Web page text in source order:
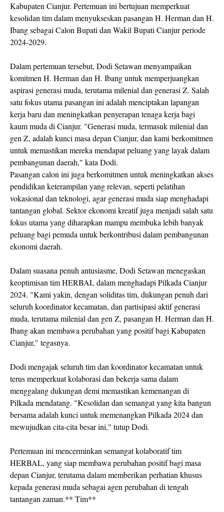
Kabupaten Cianjur. Pertemuan ini bertujuan memperkuat
kesolidan tim dalam menyukseskan pasangan H. Herman dan H.
Ibang sebagai Calon Bupati dan Wakil Bupati Cianjur periode
2024-2029.
Dalam pertemuan tersebut, Dodi Setawan menyampaikan
komitmen H. Herman dan H. Ibang untuk memperjuangkan
aspirasi generasi muda, terutama milenial dan generasi Z. Salah
satu fokus utama pasangan ini adalah menciptakan lapangan
kerja baru dan meningkatkan penyerapan tenaga kerja bagi
kaum muda di Cianjur. "Generasi muda, termasuk milenial dan
gen Z, adalah kunci masa depan Cianjur, dan kami berkomitmen
untuk memastikan mereka mendapat peluang yang layak dalam
pembangunan daerah," kata Dodi.
Pasangan calon ini juga berkomitmen untuk meningkatkan akses
pendidikan keterampilan yang relevan, seperti pelatihan
vokasional dan teknologi, agar generasi muda siap menghadapi
tantangan global. Sektor ekonomi kreatif juga menjadi salah satu
fokus utama yang diharapkan mampu membuka lebih banyak
peluang bagi pemuda untuk berkontribusi dalam pembangunan
ekonomi daerah.
Dalam suasana penuh antusiasme, Dodi Setawan menegaskan
keoptimisan tim HERBAL dalam menghadapi Pilkada Cianjur
2024. "Kami yakin, dengan soliditas tim, dukungan penuh dari
seluruh koordinator kecamatan, dan partisipasi aktif generasi
muda, terutama milenial dan gen Z, pasangan H. Herman dan H.
Ibang akan membawa perubahan yang positif bagi Kabupaten
Cianjur," tegasnya.
Dodi mengajak seluruh tim dan koordinator kecamatan untuk
terus memperkuat kolaborasi dan bekerja sama dalam
menggalang dukungan demi memastikan kemenangan di
Pilkada mendatang. "Kesolidan dan semangat yang kita bangun
bersama adalah kunci untuk memenangkan Pilkada 2024 dan
mewujudkan cita-cita besar ini," tutup Dodi.
Pertemuan ini mencerminkan semangat kolaboratif tim
HERBAL, yang siap membawa perubahan positif bagi masa
depan Cianjur, terutama dalam memberikan perhatian khusus
kepada generasi muda sebagai agen perubahan di tengah
tantangan zaman.** Tim**